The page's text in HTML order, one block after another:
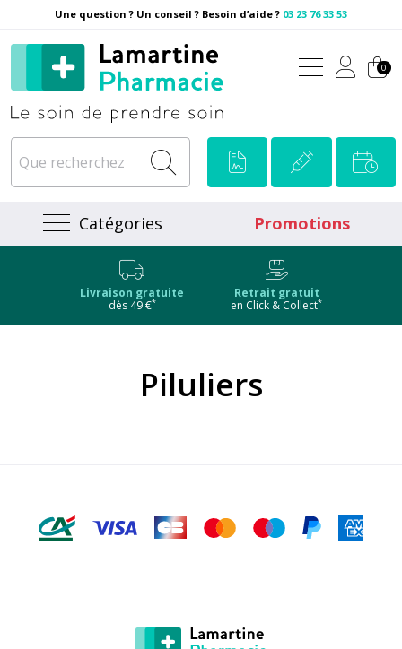
Une question ? Un conseil ? Besoin d’aide ? 03 23 76 33 53
Pharmacie Lamartine
0
Catégories Promotions
Livraison gratuite
dès 49 €*
Retrait gratuit
en Click & Collect*
Piluliers